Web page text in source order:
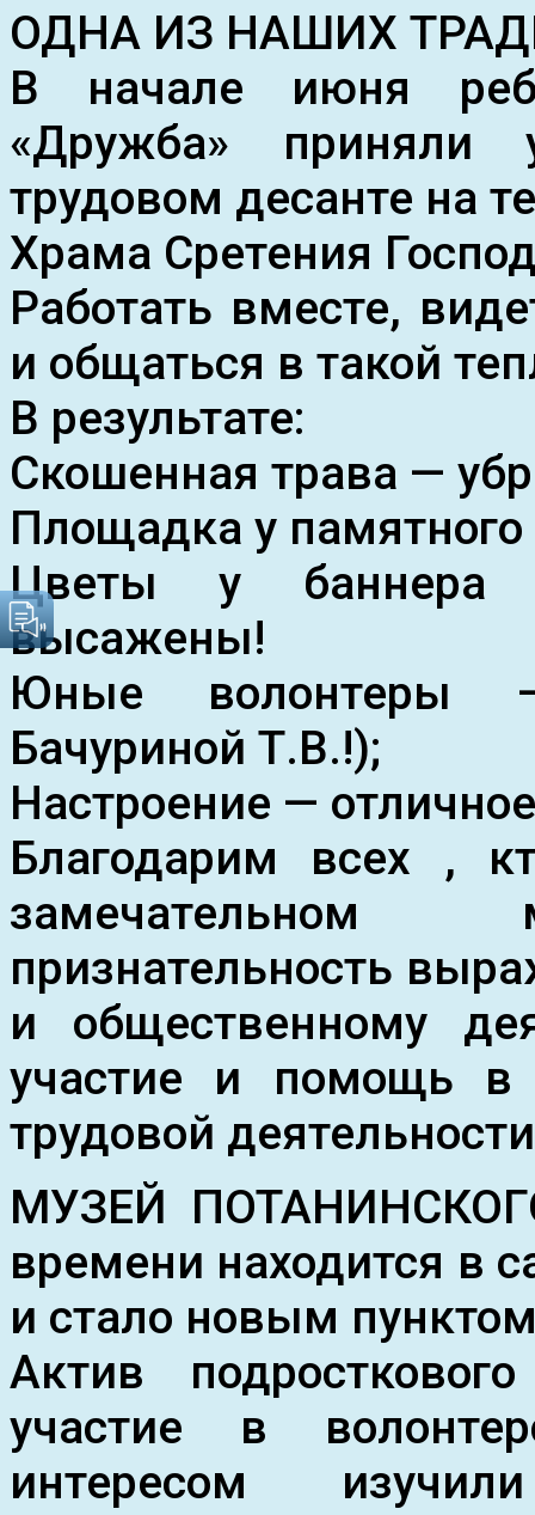
ПОДРОСТКОВОГО
КЛУБА
МБУДО
ДДЮТ
ОДНА ИЗ НАШИХ
В начале июня
«Дружба» приняли
трудовом десанте на
Храма Сретения
Работать вместе,
и общаться в такой
В результате:
Скошенная трава —
Площадка у
Цветы у баннера
высажены!
Юные волонтеры
Бачуриной Т.В.!);
Настроение —
Благодарим всех ,
замечательном
признательность
и общественному
участие и помощь в
трудовой
МУЗЕЙ
времени находится в
и стало новым
Актив
участие в
интересом